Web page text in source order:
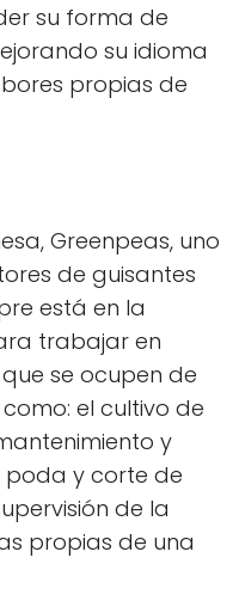
su forma de
su idioma
propias de
Greenpeas, uno
de guisantes
está en la
trabajar en
se ocupen de
el cultivo de
y
poda y corte de
de la
propias de una